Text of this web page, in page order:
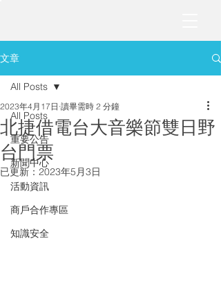
文章
All Posts
重要公告
新聞中心
活動資訊
商戶合作專區
知識安全
All Posts
北捷借電台大音樂節雙日野
台門票
2023年4月17日 讀畢需時 2 分鐘
已更新： 2023年5月3日